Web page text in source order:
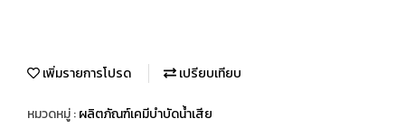
เพิ่มรายการโปรด เปรียบเทียบ
หมวดหมู่ :ผลิตภัณฑ์เคมีบำบัดน้ำเสีย